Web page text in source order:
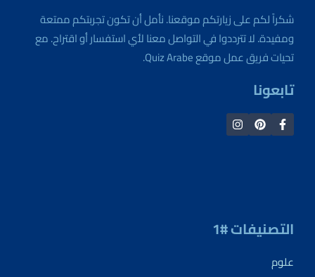
شكراً لكم على زيارتكم موقعنا. نأمل أن تكون تجربتكم ممتعة
ومفيدة. لا تترددوا في التواصل معنا لأي استفسار أو اقتراح. مع
تحيات فريق عمل موقع Quiz Arabe.
تابعونا
التصنيفات #1
علوم